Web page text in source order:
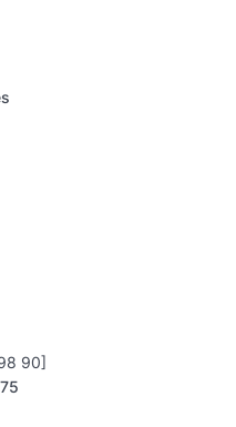
90]